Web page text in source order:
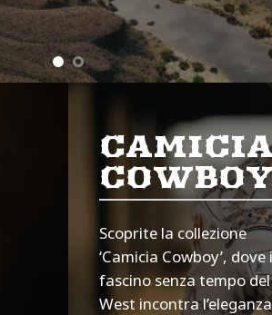
Scoprite la collezione
‘Camicia Cowboy’, dove
fascino senza tempo del
West incontra l’eleganza